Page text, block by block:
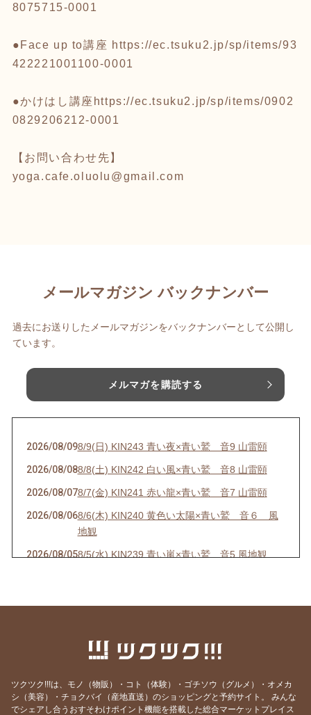
8075715-0001
●Face up to講座 https://ec.tsuku2.jp/sp/items/93
422221001100-0001
●かけはし講座 https://ec.tsuku2.jp/sp/items/0902
0829206212-0001
【お問い合わせ先】
yoga.cafe.oluolu@gmail.com
メールマガジン バックナンバー
過去にお送りしたメールマガジンをバックナンバーとして公開し
ています。
メルマガを購読する
2026/08/098/9(日) KIN243 青い夜×青い鷲 音9 山雷頤
2026/08/088/8(土) KIN242 白い風×青い鷲 音8 山雷頤
2026/08/078/7(金) KIN241 赤い龍×青い鷲 音7 山雷頤
2026/08/068/6(木) KIN240 黄色い太陽×青い鷲 音６ 風
地観
2026/08/058/5(水) KIN239 青い嵐×青い鷲 音5 風地観
7/30(木) KIN233 赤い空歩く人×白い風 音12 水
雷屯
2026/07/29 7/29(水) KIN232 黄色い人×白い風 音11
2026/07/287/28(火) KIN231 青い猿×白い風 音10 雷地予
ツクツク!!!は、モノ（物販）・コト（体験）・ゴチソウ（グルメ）・オメカ
シ（美容）・チョクバイ（産地直送）のショッピングと予約サイト。
みんな
でシェアし合うおすそわけポイント機能を搭載した総合マーケットプレイス